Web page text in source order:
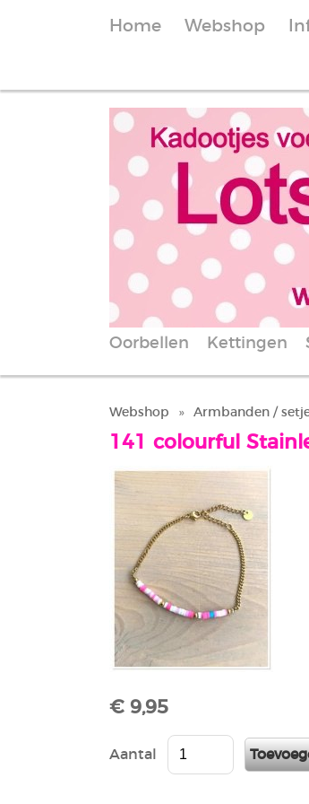
Home Webshop
Oorbellen Kettingen
Webshop » Armbanden /
141 colourful
€ 9,95
Aantal